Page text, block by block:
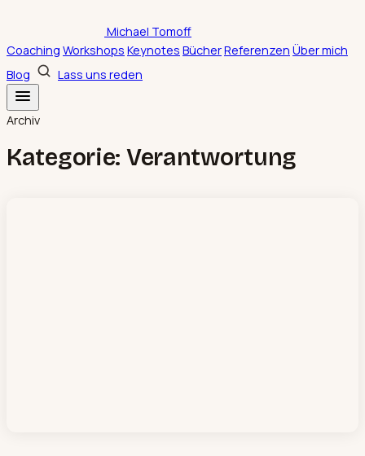
springen
Michael Tomoff
Coaching Workshops Keynotes BücherReferenzen Über mich
Blog
Lass uns reden
Archiv
Kategorie: Verantwortung